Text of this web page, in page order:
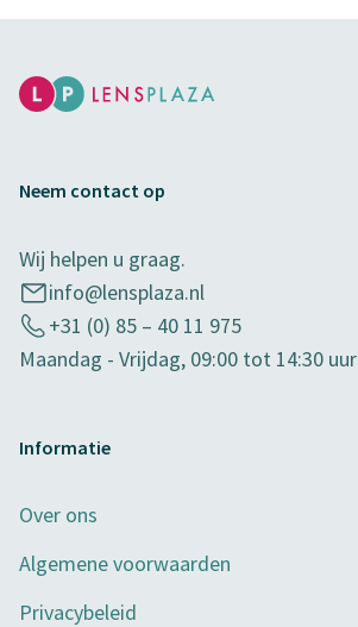
Neem contact op
Wij helpen u graag.
info@lensplaza.nl
+31 (0) 85 – 40 11 975
Maandag - Vrijdag, 09:00 tot 14:30 uur
Informatie
Over ons
Algemene voorwaarden
Privacybeleid